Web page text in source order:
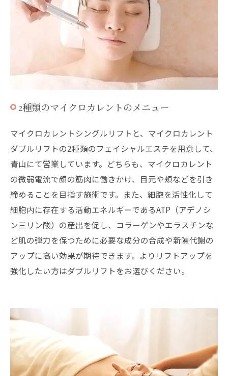
2種類のマイクロカレントのメニュー
マイクロカレントシングルリフトと、マイクロカレント
ダブルリフトの2種類のフェイシャルエステを用意して、
青山にて営業しています。どちらも、マイクロカレント
の微弱電流で顔の筋肉に働きかけ、目元や頬などを引き
締めることを目指す施術です。また、細胞を活性化して
細胞内に存在する活動エネルギーであるATP（アデノシ
ン三リン酸）の産出を促し、コラーゲンやエラスチンな
ど肌の弾力を保つために必要な成分の合成や新陳代謝の
アップに高い効果が期待できます。よりリフトアップを
強化したい方はダブルリフトをお選びください。